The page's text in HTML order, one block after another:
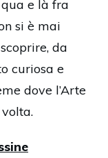
e là fra
si è mai
da
curiosa e
dove l’Arte